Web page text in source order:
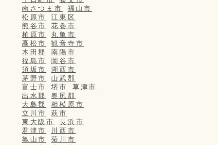
南さつま市
福山市
松原市
江東区
熊谷市
花巻市
柏原市
丸亀市
高松市
観音寺市
木田郡
南陽市
福島市
岡谷市
須坂市
湖西市
茅野市
山武郡
富士市
堺市
草津市
出水郡
奥尻郡
大島郡
相模原市
立川市
萩市
東大阪市
長浜市
君津市
川西市
亀山市
菊川市